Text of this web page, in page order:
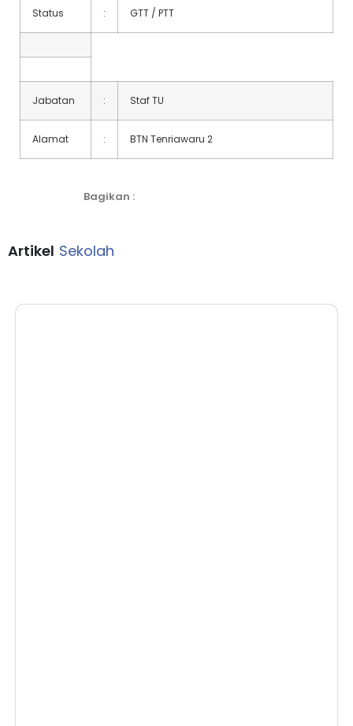
Status : GTT / PTT
Jabatan : Staf TU
Alamat : BTN Tenriawaru 2
Bagikan :
Artikel Sekolah